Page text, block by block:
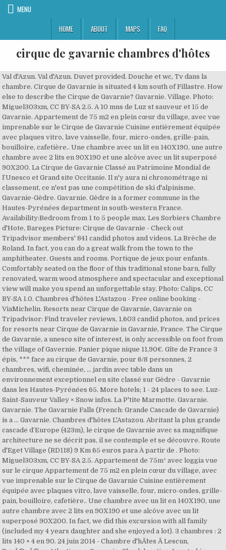
MENU
HOME
ABOUT MAPS FAQ
cirque de gavarnie chambres d'hôtes
Val d'Azun. Val d'Azun. Duvet provided. Douche et wc, Tv dans la chambre. Cirque de Gavarnie is situated 4 km south of Fillastre. How else to describe the Cirque de Gavarnie? Gavarnie. Village. Photo: Miguel303xm, CC BY-SA 2.5. A 10 mns de Luz st sauveur et 15 de Gavarnie. Appartement de 75 m2 en plein cœur du village, avec vue imprenable sur le Cirque de Gavarnie Cuisine entièrement équipée avec plaques vitro, lave vaisselle, four, micro-ondes, grille-pain, bouilloire, cafetière.. Une chambre avec un lit en 140X190, une autre chambre avec 2 lits en 90X190 et une alcôve avec un lit superposé 90X200. La Cirque de Gavarnie Classé au Patrimoine Mondial de l’Unesco et Grand site Occitanie. Il n'y aura ni chronométrage ni classement, ce n'est pas une compétition de ski d'alpinisme. Gavarnie-Gèdre. Gavarnie. Gèdre is a former commune in the Hautes-Pyrénées department in south-western France. Availability:Bedroom from 1 to 5 people max. Les Sorbiers Chambre d'Hote, Bareges Picture: Cirque de Gavarnie - Check out Tripadvisor members' 841 candid photos and videos. La Brèche de Roland. In fact, you can do a great walk from the town to the amphitheater. Guests and rooms. Portique de jeux pour enfants. Comfortably seated on the floor of this traditional stone barn, fully renovated, warm wood atmosphere and spectacular and exceptional view will make you spend an unforgettable stay. Photo: Calips, CC BY-SA 1.0. Chambres d'hôtes L'Astazou - Free online booking - ViaMichelin. Resorts near Cirque de Gavarnie, Gavarnie on Tripadvisor: Find traveler reviews, 1,603 candid photos, and prices for resorts near Cirque de Gavarnie in Gavarnie, France. The Cirque de Gavarnie, a unesco site of interest, is only accessible on foot from the village of Gavernie. Panier pique nique 11,90€. Gîte de France 3 épis, *** face au cirque de Gavarnie, pour 6/8 personnes, 2 chambres, wifi, cheminée, ... jardin avec table dans un environnement exceptionnel en site classé sur Gèdre - Gavarnie dans les Hautes-Pyrénées 65. More hotels; 1 - 24 places to see. Luz-Saint-Sauveur Valley × Snow infos. La P'tite Marmotte. Gavarnie. Gavarnie. The Gavarnie Falls (French: Grande Cascade de Gavarnie) is a … Gavarnie. Chambres d'hôtes L'Astazou. Abritant la plus grande cascade d’Europe (423m), le cirque de Gavarnie avec sa magnifique architecture ne se décrit pas, il se contemple et se découvre. Route d'Eget Village (RD118) 9 Km 65 euros para À partir de . Photo: Miguel303xm, CC BY-SA 2.5. Appartement de 75m² avec loggia vue sur le cirque Appartement de 75 m2 en plein cœur du village, avec vue imprenable sur le Cirque de Gavarnie Cuisine entièrement équipée avec plaques vitro, lave vaisselle, four, micro-ondes, grille-pain, bouilloire, cafetière.. Une chambre avec un lit en 140X190, une autre chambre avec 2 lits en 90X190 et une alcôve avec un lit superposé 90X200. In fact, we did this excursion with all family (included my 4 years daughter and she enjoyed a lot). 3 chambres : 2 lits 140 + 4 en 90. 24 juin 2014 - Chambre d'hÃ´tes Ã Lescun, PyrÃ©nÃ©es-Atlantiques. Gavarnie. Check location. Located in Gavarnie village just 4 km from Garvarnie Falls, the B&B L'Astazou is set in a 1920s building and offers a terrace with views over the mountains as well as free WiFi access in common areas. Chambres et table d'hôtes de chez Sanyou à Gavarnie dans les Hautes-Pyrénées. In the amphitheater there is a high and amazing waterfall and the views from here are very nice. La chambre "Le Voyageur" nous invite aux couleurs de l'Afrique, 2 lits en 90 cm jumelable. Cirque de Gavarnie - 5.6 mi / 9 km; Espace Débutant - 8.7 mi / 14 km; Ordesa Valley - 11.7 mi / 18.8 km; P1 - 14.3 mi / 23 km; Luz Ardiden Ski Resort - 15 mi / 24.2 km ; Col de Tourmalet - 18.8 mi / 30.2 km; Pic du Midi de Bigorre - 21.2 mi / 34.2 km; Bareges Ski - 16.7 mi / 26.9 km; More about the area. Gavarnie. Tipis nature. Gavarnie, in the Hautes-Pyrénées, is the most celebrated of them all. A Gavarnie, maison en léger retrait du village. Gavarent. idéalement situé entre les... Mais. The Cirque de Gavarnie is a cirque in the central Pyrenees, in Southwestern France, close to the border of Spain. Gavarnie. This majestic galacial amphitheatre rises to over 3000m and at the back of this falls the 400m Grande Cascade waterfall. Gavarnie . 5 places: 2 bunk beds + 1 single bed. Where do you want to stay? Chambre d'hôte Le nid du gypaète Aragnouet 65170 . - Sheets not provided. Each room also offers a TV and a private bathroom with a shower. 24 juin 2014 - Chambre d'hÃ´tes Ã Lescun, PyrÃ©nÃ©es-Atlantiques. Located in Gavarnie village just 4 km from Garvarnie Falls, the B&B L'Astazou is set in a 1920s building and offers a terrace with views over the mountains as well as free WiFi access in common areas. 2 adults - 1 room. Pour une nuit ou un séjour à Gavarnie, Le P'tit Toy vous propose deux chambres d'hôtes avec balcon et vue exceptionnelle sur le cirque de Gavarnie, classé au patrimoine mondial de l'Unesco. The great Pyrenean limestone circles owe their existence to the work of huge glaciers that have long since disappeared. WIFI@. Situé à gavarnie, à moins de 1 km des chutes de gavarnie, l'hotel le taillon propose des hébergements, un restaurant, un parking privé gratuit, un bar, un salon commun, un point de vente de forfaits de ski, un local à skis, un jardin et une.terrasse. Terrasse. Cirque de Gavarnie is situated 4½ km south of Chambres d'hôtes chez Sanyou - Jean-Michel et Bernadette Tajan. 1 Jan 2021 - 2 Jan 2021. -Dim. LA FARIO 2. Diner 23€ . Gèdre is situated 7 km north of Fillastre. Vous bénéficierez gratuitement d'une connexion wi-fi accessible dans l'ensemble des locaux. 4 chambres d'hôtes pour 1 à 3 personnes dans une maison surplombant le village avec vue dégagée sur le cirque de Gavarnie et les sommets environnants dont le Vignemale et son glacier. For the shorter walk follow the path on the right hand side of the valley. Tout équipé. Située à 3km de lourdes et proche des grands sites pyrénéens (Gavarnie, Pont d'Espagne, col du Tourmalet...) Une aire de camping-car. Gavarnie Falls. Gîtes de France offer furnished holiday accommodation and chambres d'hôtes, labelled according to their level of comfort. Nicole et bertrand vous accueillent dans leur grange du xixe siècle, renovée pour des vacances confortables et réussies. If you spend your holidays in the Occitanie region, you can rent a mountain chalet or a chambre d'hôtes in Lourdes. A hearty breakfast is served daily and guests can also enjoy a drink at the bar. The Cirque de Gavarnie is a cirque in the central Pyrenees, in Southwestern France, close to the border of Spain. Bedroom N ° 4. Réservez votre maison de vacances avec internet,barbecue,parking et jardin à Gavarnie-Gèdre à proximité de la montagne.Profitez de votre location de vacances pour réaliser des activités comme : thermes, kitesurf, planche à voile, parc d'attractions et bien d'autres. OPTION: Breakfast. or couple. Hotels near Gavarnie. BERGERIE GRANGE 4/5 CIRQUE DE TROUMOUSE GAVARNIE. Anousta offre une aire aménagée pour les camping-cars. Eté comme hiver c'est un site mythique mondialement connu et reconnu. Check-out. Jardin 200m2 +barbecue+salon de jardin, parking privé, terrain de pétanque privé. Pour vos vacances en montagne (alt. Luz-Saint-Sauveur Valley × Snow infos. Hotels near Cirque de Gavarnie, Gavarnie on Tripadvisor: Find 5,196 traveler reviews, 1,603 candid photos, and prices for 616 hotels near Cirque de Gavarnie in Gavarnie, France. Les Sorbiers Chambre d'Hote, Bareges Picture: Cirque de Gavarnie - Check out Tripadvisor members' 841 candid photos and videos of Les Sorbiers Chambre d'Hote Gèdre. Cirque de Gavarnie, Gavarnie Picture: Maison d'Hôtes "Chez Mimi et Nico" - Check out Tripadvisor members' 1,603 candid photos and videos. Gavarnie, France. Inscrit au patrimoine mondial de l’Unesco, ce cirque naturel de type glaciaire, impressionne de par sa grandeur et sa hauteur, ses parois atteignant près de 1500m. The round trip takes around 2 hours. BOYRIE Daniel et Hélène. Thanks to the Gîtes de France label and the experience it represents, you are guaranteed to book quality accommodation in the Pyrenees. Face Aux Sommets Du Cirque De Lescun, Ã ProximitÃ© Du Parc National Des PyrÃ©nÃ©es, Une Accueillante Maison D'hÃ´tes Vous Attend Pour Un SÃ©jour Nature Au Coeur . Protected within the boundary of the Pyrenees National Park, the Cirque de Gavarnie forms an incredible wall of rock 1,700 metres high and 14km in circumference. A la porte du cirque de Gavarnie ... Maison 300 m2 divisée en 3 appartements 100m2 (dont 1 occupé par le propriétaire) pour 8 pers maxi. - Shower, WC., Storage areas. On the way Cirque de Gavarnie listed as World Heritage by UNESCO, The cottage "The Pailha" welcomes you to this exceptional site. Face au cirque classé au patrimoine mondial de l'Unesco; 2 chambres d'hôtes. Chacune d'elle propose 2 lits de 90 cm ajustables, douche, WC et TV. Parking privé. Grandiose! La Brèche de Roland*** - Hôtel à Gavarnie dans les Hautes-Pyrénées - Cuisine gourmande et Chambres de charme au pied des Montagnes. Fabulous 8.6. Gavarnie. Cirque de Gavarnie, Gavarnie Picture: Maison d'Hôtes "Chez Mimi et Nico" - Check out Tripadvisor members' 1,601 candid photos and videos of Cirque de Gavarnie 2 avril : détente et découverte de Gavarnie.L'itinéraire sera tracé autour du cirque de Gavarnie, classé en 1997 au patrimoine mondial de l'humanité par l'Unesco, dans l'ensemble Pyrénées-mont Perdu situé en zone cœur du Parc national des Pyrénées. Cirque de Gavarnie, Gavarnie: รูปถ่าย Maison d'Hôtes "Chez Mimi et Nico" - ดูภาพถ่ายและวิดีโอจริงจากสมาชิกของ Tripadvisor จำนวน 1,589 รายการ Exemple: Bonjour, je recherche pour la date du ... un hébergement prés de ... Cordialement. Gavarnie-Gèdre. Check-in. Pour ceux qui aiment les grands espaces naturels et qui veulent déconnecter ! 1st floor. Vue montagne plein sud. Search. propriétaires de la chambre d'hôtes Anousta, vous accueillent dans un l